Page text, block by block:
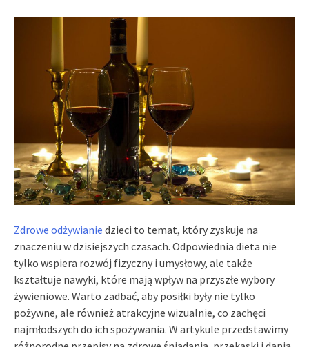
Zdrowe odżywianie dzieci to temat, który zyskuje na
znaczeniu w dzisiejszych czasach. Odpowiednia dieta nie
tylko wspiera rozwój fizyczny i umysłowy, ale także
kształtuje nawyki, które mają wpływ na przyszłe wybory
żywieniowe. Warto zadbać, aby posiłki były nie tylko
pożywne, ale również atrakcyjne wizualnie, co zachęci
najmłodszych do ich spożywania. W artykule przedstawimy